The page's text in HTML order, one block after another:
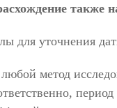
также
метод